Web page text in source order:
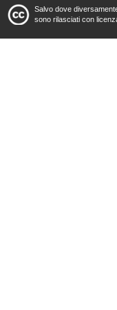
Salvo dove
sono rilasciati con